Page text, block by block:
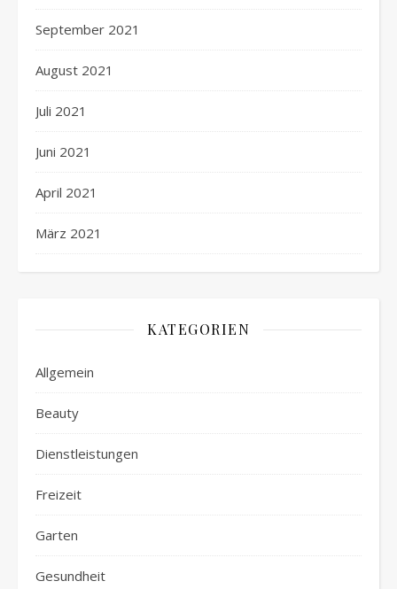
September 2021
August 2021
Juli 2021
Juni 2021
April 2021
März 2021
KATEGORIEN
Allgemein
Beauty
Dienstleistungen
Freizeit
Garten
Gesundheit